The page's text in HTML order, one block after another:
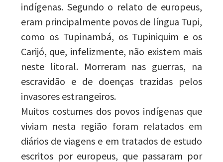
indígenas. Segundo o relato de europeus,
eram principalmente povos de língua Tupi,
como os Tupinambá, os Tupiniquim e os
Carijó, que, infelizmente, não existem mais
neste litoral. Morreram nas guerras, na
escravidão e de doenças trazidas pelos
invasores estrangeiros.
Muitos costumes dos povos indígenas que
viviam nesta região foram relatados em
diários de viagens e em tratados de estudo
escritos por europeus, que passaram por